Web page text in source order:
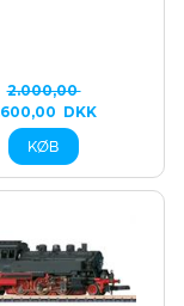
2.000,00
DKK